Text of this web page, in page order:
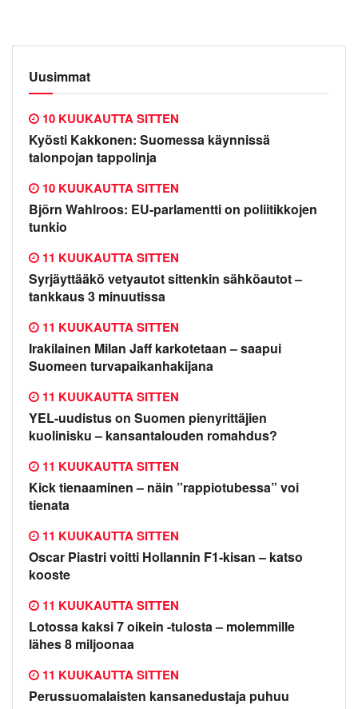
Uusimmat
Kyösti Kakkonen: Suomessa käynnissä
talonpojan tappolinja
10 KUUKAUTTA SITTEN
Björn Wahlroos: EU-parlamentti on poliitikkojen
tunkio
10 KUUKAUTTA SITTEN
Syrjäyttääkö vetyautot sittenkin sähköautot –
tankkaus 3 minuutissa
11 KUUKAUTTA SITTEN
Irakilainen Milan Jaff karkotetaan – saapui
Suomeen turvapaikanhakijana
11 KUUKAUTTA SITTEN
YEL-uudistus on Suomen pienyrittäjien
kuolinisku – kansantalouden romahdus?
11 KUUKAUTTA SITTEN
Kick tienaaminen – näin ”rappiotubessa” voi
tienata
11 KUUKAUTTA SITTEN
Oscar Piastri voitti Hollannin F1-kisan – katso
kooste
11 KUUKAUTTA SITTEN
Lotossa kaksi 7 oikein -tulosta – molemmille
lähes 8 miljoonaa
11 KUUKAUTTA SITTEN
Perussuomalaisten kansanedustaja puhuu
11 KUUKAUTTA SITTEN